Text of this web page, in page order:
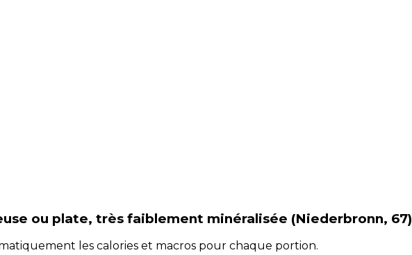
ou plate, très faiblement minéralisée (Niederbronn, 67)
les calories et macros pour chaque portion.